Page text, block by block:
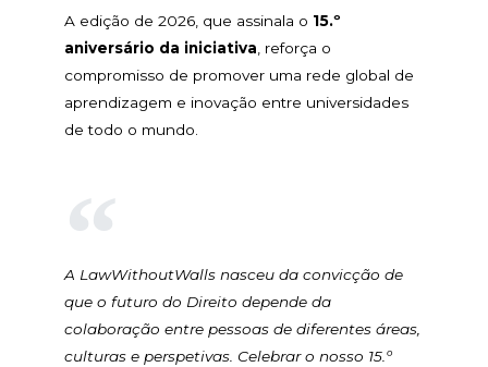
A edição de 2026, que assinala o 15.º
aniversário da iniciativa , reforça o
compromisso de promover uma rede global de
aprendizagem e inovação entre universidades
de todo o mundo.
A LawWithoutWalls nasceu da convicção de
que o futuro do Direito depende da
colaboração entre pessoas de diferentes áreas,
culturas e perspetivas. Celebrar o nosso 15.º